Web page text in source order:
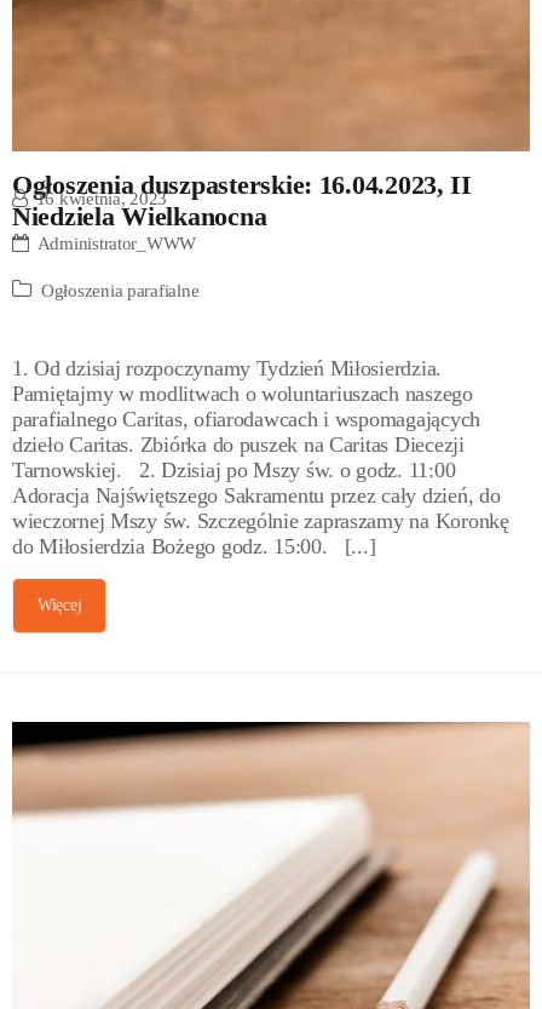
Ogłoszenia duszpasterskie: 16.04.2023, II
Niedziela Wielkanocna
16 kwietnia, 2023
Administrator_WWW
Ogłoszenia parafialne
1. Od dzisiaj rozpoczynamy Tydzień Miłosierdzia.
Pamiętajmy w modlitwach o woluntariuszach naszego
parafialnego Caritas, ofiarodawcach i wspomagających
dzieło Caritas. Zbiórka do puszek na Caritas Diecezji
Tarnowskiej. 2. Dzisiaj po Mszy św. o godz. 11:00
Adoracja Najświętszego Sakramentu przez cały dzień, do
wieczornej Mszy św. Szczególnie zapraszamy na Koronkę
do Miłosierdzia Bożego godz. 15:00. [...]
Więcej